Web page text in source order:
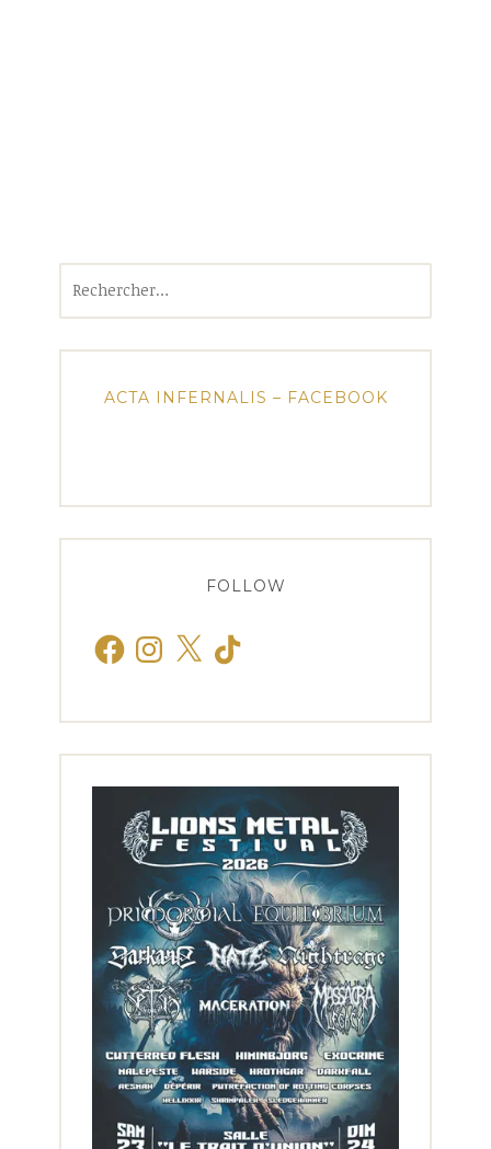
ACTA INFERNALIS – FACEBOOK
FOLLOW
FacebookInstagram
X TikTok